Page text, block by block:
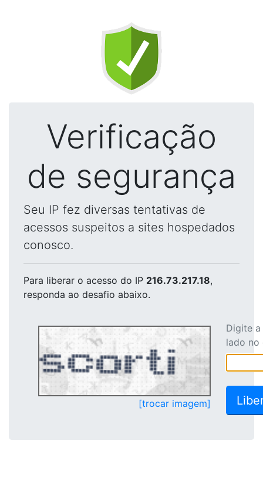
Verificação
de segurança
Seu IP fez diversas tentativas de
acessos suspeitos a sites hospedados
conosco.
Para liberar o acesso do IP 216.73.217.18,
responda ao desafio abaixo.
[trocar imagem]
Digite
lado no